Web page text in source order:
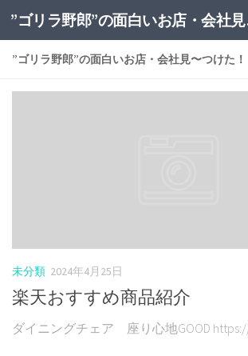
”ゴ
”ゴリラ野郎”の面白いお店・会社見〜つけた！
未分類 2024年4月25日
楽天おすすめ商品紹介
ダイニングチェア 座り心地GOOD https://